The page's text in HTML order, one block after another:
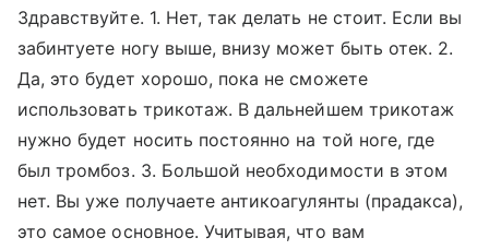
Здравствуйте. 1. Нет, так делать не стоит. Если вы
забинтуете ногу выше, внизу может быть отек. 2.
Да, это будет хорошо, пока не сможете
использовать трикотаж. В дальнейшем трикотаж
нужно будет носить постоянно на той ноге, где
был тромбоз. 3. Большой необходимости в этом
нет. Вы уже получаете антикоагулянты (прадакса),
это самое основное. Учитывая, что вам